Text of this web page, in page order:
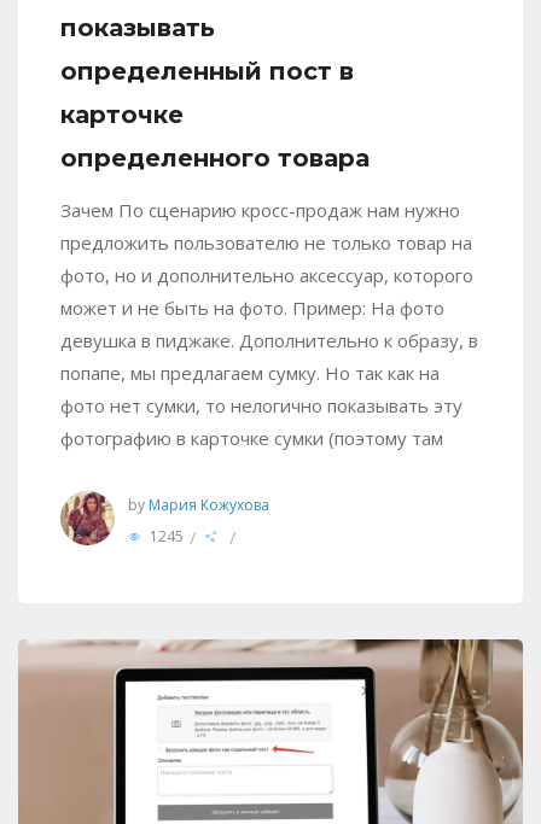
показывать
определенный пост в
карточке
определенного товара
Зачем По сценарию кросс-продаж нам нужно
предложить пользователю не только товар на
фото, но и дополнительно аксессуар, которого
может и не быть на фото. Пример: На фото
девушка в пиджаке. Дополнительно к образу, в
попапе, мы предлагаем сумку. Но так как на
фото нет сумки, то нелогично показывать эту
фотографию в карточке сумки (поэтому там
by Мария Кожухова
1245 / /